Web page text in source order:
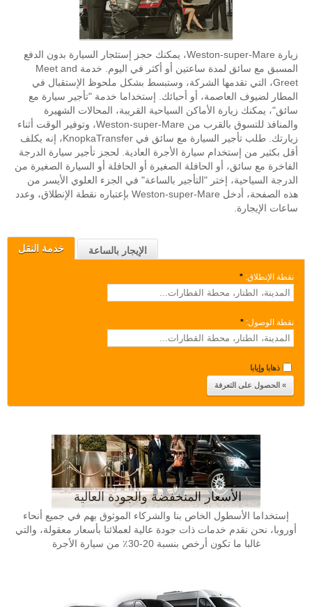
خدمة النقل الإيجار بالساعة
نقطة الإنطلاق: *
نقطة الوصول: *
ذهابا وإيابا
الأسعار المنخفضة والجودة العالية
إستخداما الأسطول الخاص بنا والشركاء الموثوق بهم في جميع أنحاء
أوروبا، نحن نقدم خدمات ذات جودة عالية لعملائنا بأسعار معقولة، والتي
غالبا ما تكون أرخص بنسبة 20-30٪ من سيارة الأجرة
زيارة Weston-super-Mare، يمكنك حجز إستئجار السيارة بدون الدفع
المسبق مع سائق لمدة ساعتين أو أكثر في اليوم. خدمة Meet and
Greet، التي تقدمها الشركة، وستبسط بشكل ملحوظ الإستقبال في
المطار لضيوف العاصمة، أو أحبائك. إستخداما خدمة "تأجير سيارة مع
سائق"، يمكنك زيارة الأماكن السياحية القريبة، المحالات الشهيرة
والمنافذ للتسوق بالقرب من Weston-super-Mare، وتوفير الوقت أثناء
زيارتك. طلب تأجير السيارة مع سائق في KnopkaTransfer، إنه يكلف
أقل بكثير من إستخدام سيارة الأجرة العادية. لحجز تأجير سيارة الدرجة
الفاخرة مع سائق، أو الحافلة الصغيرة أو الحافلة أو السيارة الصغيرة من
الدرجة السياحية، إختر "التأجير بالساعة" في الجزء العلوي الأيسر من
هذه الصفحة، أدخل Weston-super-Mare بإعتباره نقطة الإنطلاق، وعدد
ساعات الإيجارة.